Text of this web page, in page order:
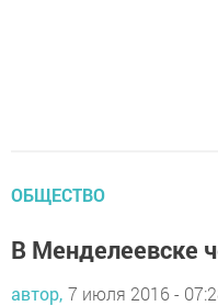
ОБЩЕСТВО
В Менделеевске
автор, 7 июля 2016 -